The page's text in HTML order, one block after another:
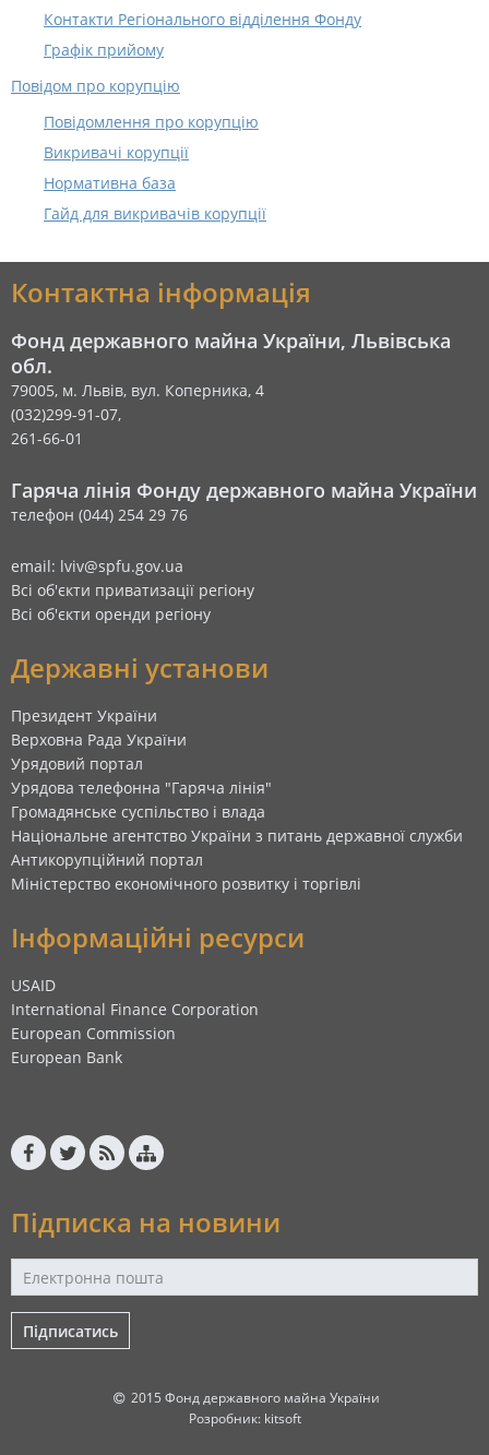
Контакти Регіонального відділення Фонду
Графік прийому
Повідом про корупцію
Повідомлення про корупцію
Викривачі корупції
Нормативна база
Гайд для викривачів корупції
Контактна інформація
Фонд державного майна України, Львівська
обл.
79005, м. Львів, вул. Коперника, 4
(032)299-91-07,
261-66-01
Гаряча лінія Фонду державного майна України
телефон (044) 254 29 76
email: lviv@spfu.gov.ua
Всі об'єкти приватизації регіону
Всі об'єкти оренди регіону
Державні установи
Президент України
Верховна Рада України
Урядовий портал
Урядова телефонна "Гаряча лінія"
Громадянське суспільство і влада
Національне агентство України з питань державної служби
Антикорупційний портал
Міністерство економічного розвитку і торгівлі
Інформаційні ресурси
USAID
International Finance Corporation
European Commission
European Bank
Підписка на новини
Підписатись
2015 Фонд державного майна України
Розробник: kitsoft